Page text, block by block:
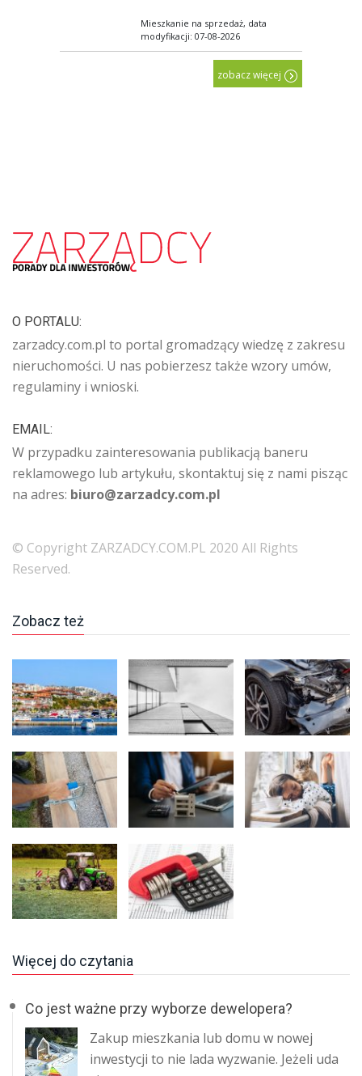
Mieszkanie na sprzedaż, data
modyfikacji: 07-08-2026
zobacz więcej
O PORTALU:
zarzadcy.com.pl to portal gromadzący wiedzę z zakresu
nieruchomości. U nas pobierzesz także wzory umów,
regulaminy i wnioski.
EMAIL:
W przypadku zainteresowania publikacją baneru
reklamowego lub artykułu, skontaktuj się z nami pisząc
na adres: biuro@zarzadcy.com.pl
© Copyright ZARZADCY.COM.PL 2020 All Rights
Reserved.
Zobacz też
Więcej do czytania
Co jest ważne przy wyborze dewelopera?
Zakup mieszkania lub domu w nowej
inwestycji to nie lada wyzwanie. Jeżeli uda